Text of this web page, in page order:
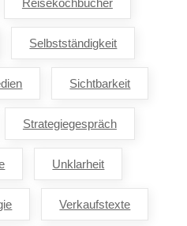
Reisekochbücher
Selbstständigkeit
Sichtbarkeit
Strategiegespräch
Unklarheit
Verkaufstexte